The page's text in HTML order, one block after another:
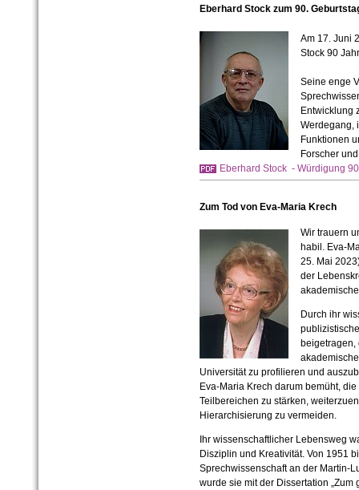
Eberhard Stock zum 90.
Am 17. Juni
Stock 90
Seine enge
Entwicklung
Werdegang,
Funktionen
Forscher
Eberhard Stock - Würdigung
Zum Tod von Eva-Maria Krech
Wir trauern
habil. Eva-
25. Mai
der
Durch ihr
beigetragen,
Universität zu profilieren und
Eva-Maria Krech darum bemüht,
Teilbereichen zu stärken,
Hierarchisierung zu vermeiden.
Ihr wissenschaftlicher Lebensweg
Disziplin und Kreativität. Von 1951
Sprechwissenschaft an der Martin-
wurde sie mit der Dissertation